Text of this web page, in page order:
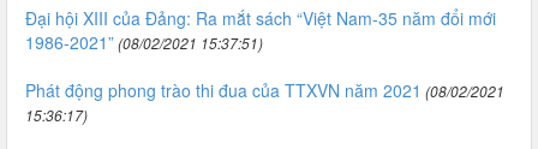
Đại hội XIII của Đảng: Ra mắt sách “Việt Nam-35 năm đổi mới
1986-2021”(08/02/2021 15:37:51)
Phát động phong trào thi đua của TTXVN năm 2021 (08/02/2021
15:36:17)